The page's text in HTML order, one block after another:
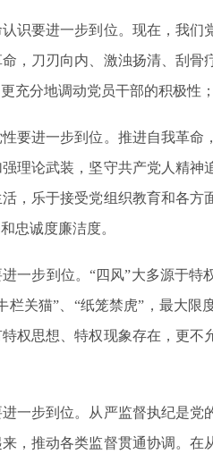
要进一步到位。现在，我们
，刀刃向内、激浊扬清、刮
充分地调动党员干部的积极性
进一步到位。推进自我革命
理论武装，坚守共产党人精
，乐于接受党组织教育和各
忠诚度廉洁度。
步到位。“四风”大多源于特
栏关猫”、“纸笼禁虎”，最大
权思想、特权现象存在，更
步到位。从严监督执纪是党
，推动各类监督贯通协调。